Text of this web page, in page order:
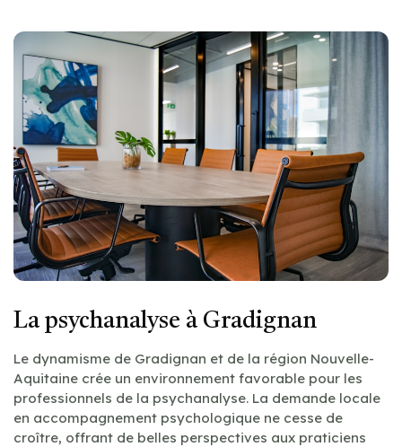
La psychanalyse à Gradignan
Le dynamisme de Gradignan et de la région Nouvelle-
Aquitaine crée un environnement favorable pour les
professionnels de la psychanalyse. La demande locale
en accompagnement psychologique ne cesse de
croître, offrant de belles perspectives aux praticiens